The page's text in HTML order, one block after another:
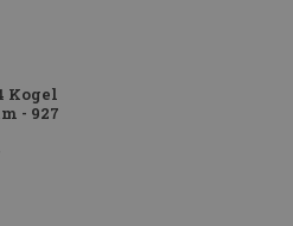
Kogel
- 927